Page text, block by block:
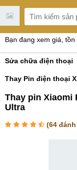
Bạn đang xem giá, tồn
Sửa chữa điện thoại
Thay Pin điện thoại
Thay pin Xiaomi
Ultra
(64